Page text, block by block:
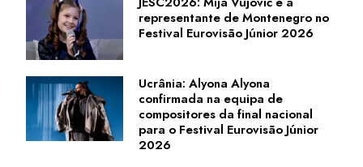
representante de Montenegro no
Festival Eurovisão Júnior 2026
Ucrânia: Alyona Alyona
confirmada na equipa de
compositores da final nacional
para o Festival Eurovisão Júnior
2026